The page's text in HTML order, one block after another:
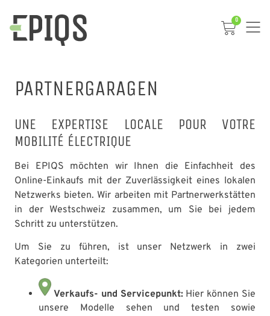
0
PARTNERGARAGEN
UNE EXPERTISE LOCALE POUR VOTRE
MOBILITÉ ÉLECTRIQUE
Bei EPIQS möchten wir Ihnen die Einfachheit des
Online-Einkaufs mit der Zuverlässigkeit eines lokalen
Netzwerks bieten. Wir arbeiten mit Partnerwerkstätten
in der Westschweiz zusammen, um Sie bei jedem
Schritt zu unterstützen.
Um Sie zu führen, ist unser Netzwerk in zwei
Kategorien unterteilt:
Verkaufs- und Servicepunkt: Hier können Sie
unsere Modelle sehen und testen sowie